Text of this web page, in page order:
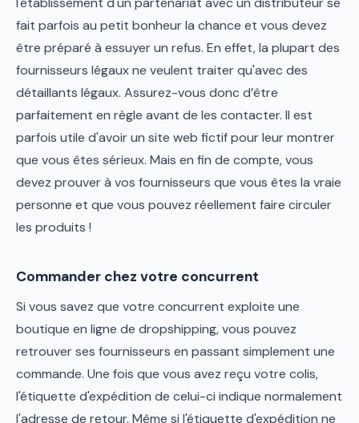
fait parfois au petit bonheur la chance et vous devez
être préparé à essuyer un refus. En effet, la plupart des
fournisseurs légaux ne veulent traiter qu'avec des
détaillants légaux. Assurez-vous donc d’être
parfaitement en règle avant de les contacter. Il est
parfois utile d'avoir un site web fictif pour leur montrer
que vous êtes sérieux. Mais en fin de compte, vous
devez prouver à vos fournisseurs que vous êtes la vraie
personne et que vous pouvez réellement faire circuler
les produits !
Commander chez votre concurrent
Si vous savez que votre concurrent exploite une
boutique en ligne de dropshipping, vous pouvez
retrouver ses fournisseurs en passant simplement une
commande. Une fois que vous avez reçu votre colis,
l'étiquette d'expédition de celui-ci indique normalement
l'adresse de retour. Même si l'étiquette d'expédition ne